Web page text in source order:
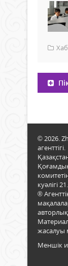
© 2026.
агенттігі.
куәлігі
®
жасалуы
Меншік